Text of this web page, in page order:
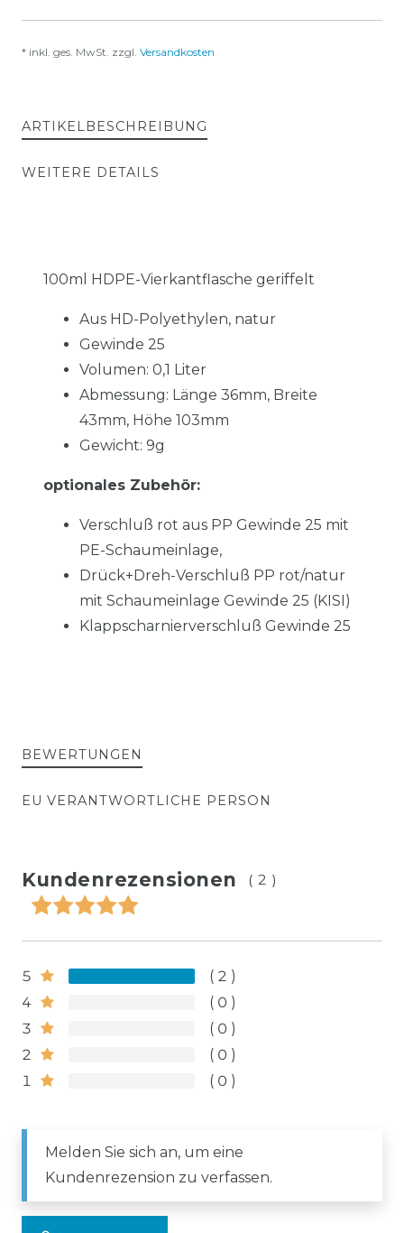
* inkl. ges. MwSt. zzgl. Versandkosten
ARTIKELBESCHREIBUNG
WEITERE DETAILS
100ml HDPE-Vierkantflasche geriffelt
Aus HD-Polyethylen, natur
Gewinde 25
Volumen: 0,1 Liter
Abmessung: Länge 36mm, Breite
43mm, Höhe 103mm
Gewicht: 9g
optionales Zubehör:
Verschluß rot aus PP Gewinde 25 mit
PE-Schaumeinlage,
Drück+Dreh-Verschluß PP rot/natur
mit Schaumeinlage Gewinde 25 (KISI)
Klappscharnierverschluß Gewinde 25
BEWERTUNGEN
EU VERANTWORTLICHE PERSON
Kundenrezensionen (2)
5
2
4
0
3
0
2
0
1
0
Melden Sie sich an, um eine
Kundenrezension zu verfassen.